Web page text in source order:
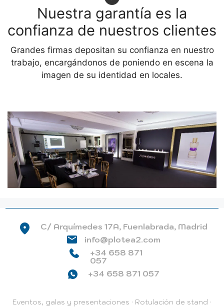
Nuestra garantía es la
confianza de nuestros clientes
Grandes firmas depositan su confianza en nuestro
trabajo, encargándonos de poniendo en escena la
imagen de su identidad en locales.
C/ Arquímedes 17A, Fuenlabrada, Madrid
info@plotea2.com
+34 658 871
057
+34 658 871 057
Eventos, galas y presentaciones · Rotulación de stand ·